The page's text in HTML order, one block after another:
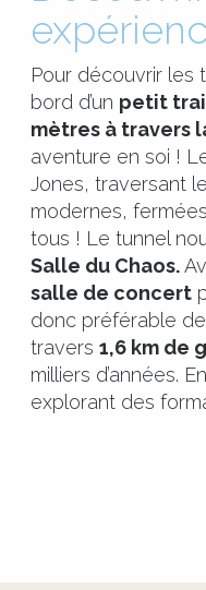
Pour découvrir les
bord d’un petit
mètres à travers
aventure en soi !
Jones, traversant
modernes,
tous ! Le tunnel
Salle du Chaos.
salle de concert
donc préférable
travers 1,6 km de
milliers d’années. En
explorant des